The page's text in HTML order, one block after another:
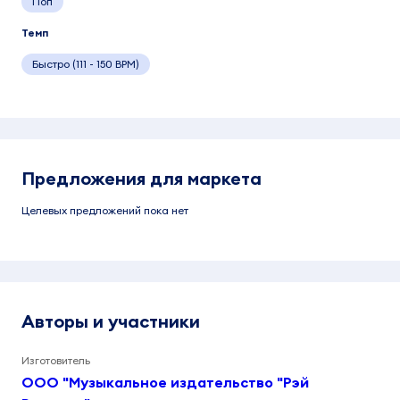
Темп
Быстро (111 - 150 BPM)
Предложения для маркета
Целевых предложений пока нет
Авторы и участники
Изготовитель
ООО "Музыкальное издательство "Рэй